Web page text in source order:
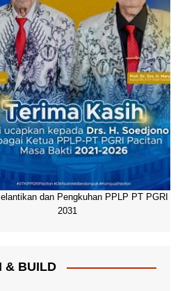
dan Pengkuhan PPLP PT PGRI
2031
& BUILD